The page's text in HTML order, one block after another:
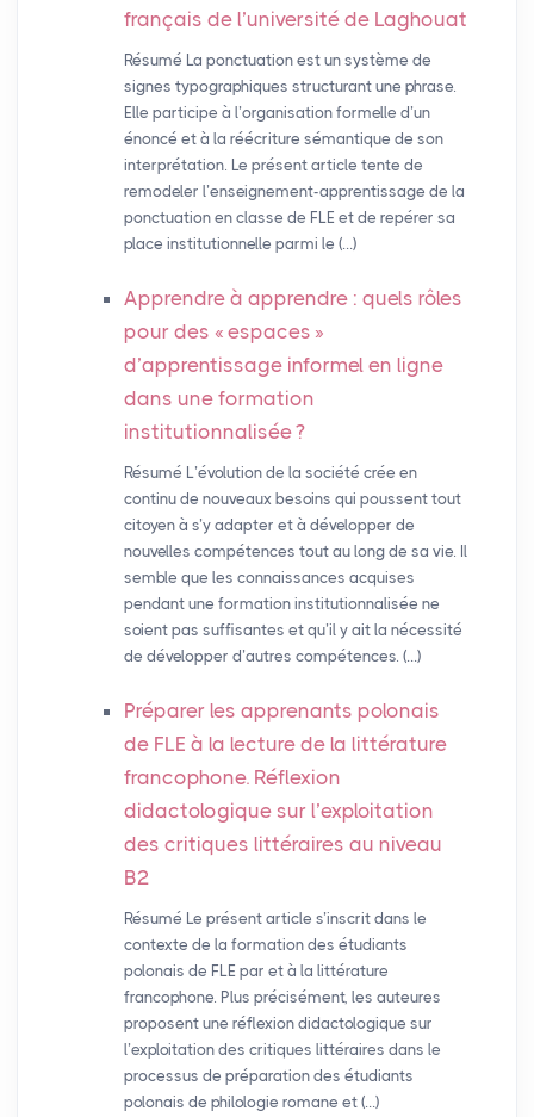
français de l’université de Laghouat
Résumé La ponctuation est un système de
signes typographiques structurant une phrase.
Elle participe à l’organisation formelle d’un
énoncé et à la réécriture sémantique de son
interprétation. Le présent article tente de
remodeler l’enseignement-apprentissage de la
ponctuation en classe de FLE et de repérer sa
place institutionnelle parmi le (…)
Apprendre à apprendre : quels rôles
pour des « espaces »
d’apprentissage informel en ligne
dans une formation
institutionnalisée?
Résumé L’évolution de la société crée en
continu de nouveaux besoins qui poussent tout
citoyen à s’y adapter et à développer de
nouvelles compétences tout au long de sa vie. Il
semble que les connaissances acquises
pendant une formation institutionnalisée ne
soient pas suffisantes et qu’il y ait la nécessité
de développer d’autres compétences. (…)
Préparer les apprenants polonais
de FLE à la lecture de la littérature
francophone. Réflexion
didactologique sur l’exploitation
des critiques littéraires au niveau
B2
Résumé Le présent article s’inscrit dans le
contexte de la formation des étudiants
polonais de FLE par et à la littérature
francophone. Plus précisément, les auteures
proposent une réflexion didactologique sur
l’exploitation des critiques littéraires dans le
processus de préparation des étudiants
polonais de philologie romane et (…)